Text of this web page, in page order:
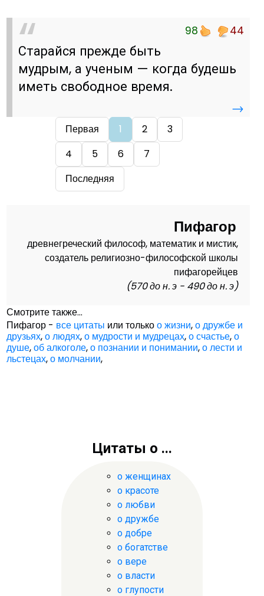
98 44
Старайся прежде быть
мудрым, а ученым — когда будешь
иметь свободное время.
→
Первая 1 2
3
4
5 6
7
Последняя
Пифагор
древнегреческий философ, математик и мистик,
создатель религиозно-философской школы
пифагорейцев
(570 до н. э - 490 до н. э)
Смотрите также...
Пифагор - все цитаты или толькоо жизни,о дружбе и
друзьях,о людях,о мудрости и мудрецах,о счастье,о
душе,об алкоголе,о познании и понимании,о лести и
льстецах,о молчании,
Цитаты о ...
о женщинах
о красоте
о любви
о дружбе
о добре
о богатстве
о вере
о власти
о глупости